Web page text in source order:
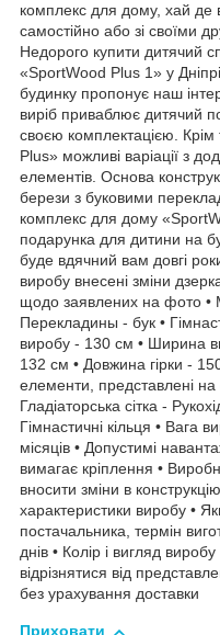
комплекс для дому, хай
самостійно або зі своїми
Недорого купити дитячий
«SportWood Plus 1» у
будинку пропонує наш
виріб приваблює дитячий
своєю комплектацією.
Plus» можливі варіації з
елементів. Основа
берези з буковими
комплекс для дому
подарунка для дитини на
буде вдячний вам довгі
виробу внесені зміни
щодо заявлених на фото •
Перекладины - бук •
виробу - 130 см • Ширина
132 см • Довжина гірки -
елементи, представлені
Гладіаторська сітка -
Гімнастичні кільця • Вага
місяців • Допустимі
вимагає кріплення •
вносити зміни в
характеристики виробу •
постачальника, термін
днів • Колір і вигляд
відрізнятися від
без урахування доставки
Приховати